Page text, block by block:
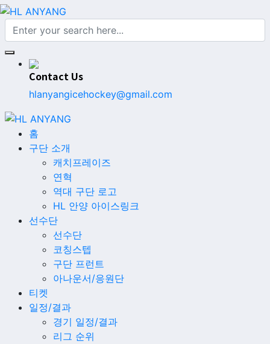
Contact Us
hlanyangicehockey@gmail.com
홈
구단 소개
캐치프레이즈
연혁
역대 구단 로고
HL 안양 아이스링크
선수단
선수단
코칭스텝
구단 프런트
아나운서/응원단
티켓
일정/결과
경기 일정/결과
리그 순위